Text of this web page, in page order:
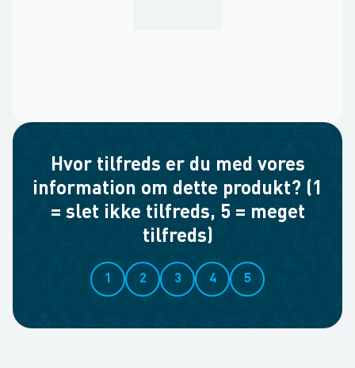
Hvor tilfreds er du med vores
information om dette produkt? (1
= slet ikke tilfreds, 5 = meget
tilfreds)
1 2 3 4 5